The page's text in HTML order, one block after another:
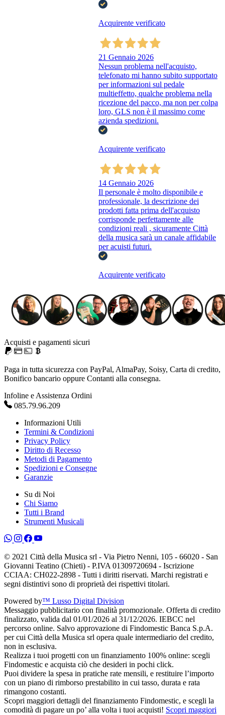
Acquirente verificato
21 Gennaio 2026
Nessun problema nell'acquisto,
telefonato mi hanno subito supportato
per informazioni sul pedale
multieffetto, qualche problema nella
ricezione del pacco, ma non per colpa
loro, GLS non è il massimo come
azienda spedizioni.
Acquirente verificato
14 Gennaio 2026
Il personale è molto disponibile e
professionale, la descrizione dei
prodotti fatta prima dell'acquisto
corrisponde perfettamente alle
condizioni reali , sicuramente Città
della musica sarà un canale affidabile
per acuisti futuri.
Acquirente verificato
Acquisti e pagamenti sicuri
Paga in tutta sicurezza con PayPal, AlmaPay, Soisy, Carta di credito,
Bonifico bancario oppure Contanti alla consegna.
Infoline e Assistenza Ordini
085.79.96.209
Informazioni Utili
Termini & Condizioni
Privacy Policy
Diritto di Recesso
Metodi di Pagamento
Spedizioni e Consegne
Garanzie
Su di Noi
Chi Siamo
Tutti i Brand
Strumenti Musicali
© 2021 Città della Musica srl - Via Pietro Nenni, 105 - 66020 - San
Giovanni Teatino (Chieti) - P.IVA 01309720694 - Iscrizione
CCIAA: CH022-2898 - Tutti i diritti riservati. Marchi registrati e
segni distintivi sono di proprietà dei rispettivi titolari.
Powered by™ Lusso Digital Division
Messaggio pubblicitario con finalità promozionale. Offerta di credito
finalizzato, valida dal 01/01/2026 al 31/12/2026. IEBCC nel
percorso online. Salvo approvazione di Findomestic Banca S.p.A.
per cui Città della Musica srl opera quale intermediario del credito,
non in esclusiva.
Realizza i tuoi progetti con un finanziamento 100% online: scegli
Findomestic e acquista ciò che desideri in pochi click.
Puoi dividere la spesa in pratiche rate mensili, e restituire l’importo
con un piano di rimborso prestabilito in cui tasso, durata e rata
rimangono costanti.
Scopri maggiori dettagli del finanziamento Findomestic, e scegli la
comodità di pagare un po’ alla volta i tuoi acquisti! Scopri maggiori